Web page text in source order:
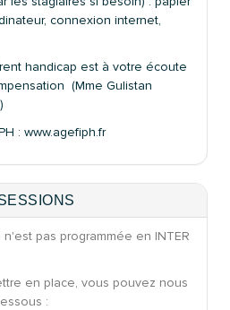
connexion internet,
handicap est à votre écoute
(Mme Gulistan
: www.agefiph.fr
pas programmée en INTER
en place, vous pouvez nous
: